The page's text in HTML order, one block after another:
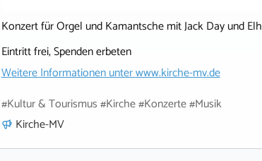
Konzert für Orgel und Kamantsche mit Jack Day und
Eintritt frei, Spenden erbeten
Weitere Informationen unterwww.kirche-mv.de
#Kultur & Tourismus #Kirche #Konzerte #Musik
Kirche-MV